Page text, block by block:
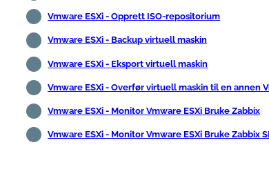
Vmware ESXi - Opprett ISO-repositorium
Vmware ESXi - Backup virtuell maskin
Vmware ESXi - Eksport virtuell maskin
Vmware ESXi - Overfør virtuell maskin til en annen
Vmware ESXi - Monitor Vmware ESXi Bruke Zabbix
Vmware ESXi - Monitor Vmware ESXi Bruke Zabbix